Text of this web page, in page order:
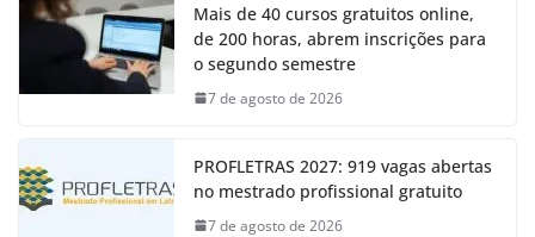
Mais de 40 cursos gratuitos online,
de 200 horas, abrem inscrições para
o segundo semestre
7 de agosto de 2026
PROFLETRAS 2027: 919 vagas abertas
no mestrado profissional gratuito
7 de agosto de 2026